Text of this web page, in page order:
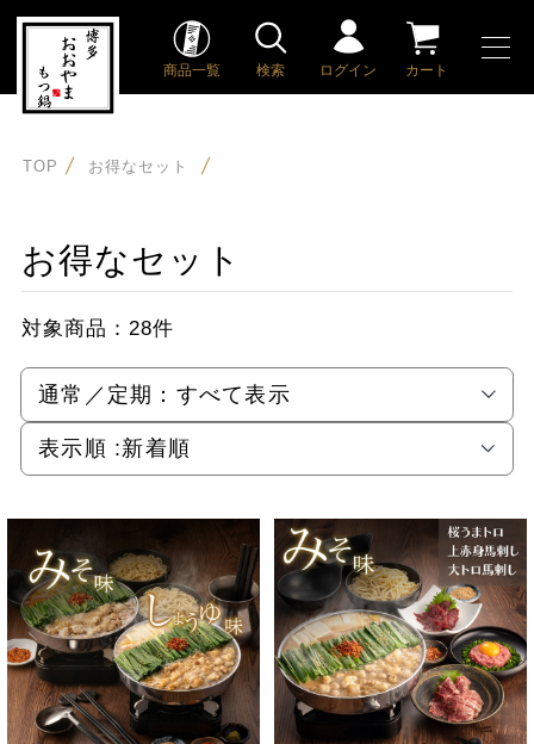
商品一覧 検索 ログイン カート
TOP お得なセット
お得なセット
対象商品： 28件
通常／定期： すべて表示
表示順 :新着順